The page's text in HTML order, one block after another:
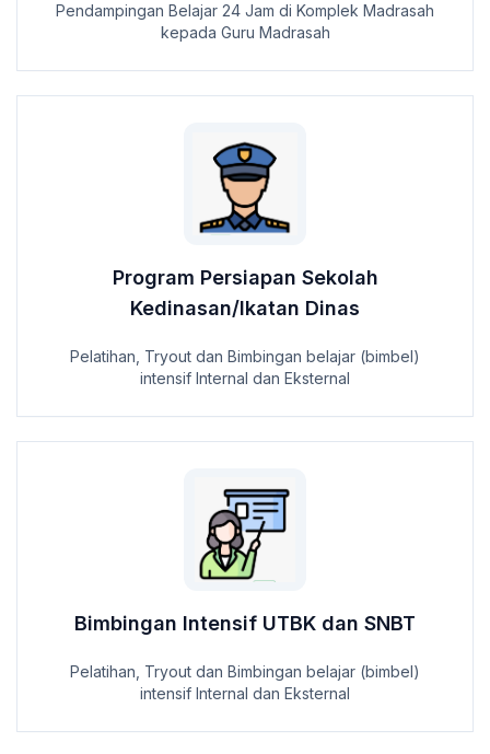
Pendampingan Belajar 24 Jam di Komplek Madrasah
kepada Guru Madrasah
Program Persiapan Sekolah
Kedinasan/Ikatan Dinas
Pelatihan, Tryout dan Bimbingan belajar (bimbel)
intensif Internal dan Eksternal
Bimbingan Intensif UTBK dan SNBT
Pelatihan, Tryout dan Bimbingan belajar (bimbel)
intensif Internal dan Eksternal